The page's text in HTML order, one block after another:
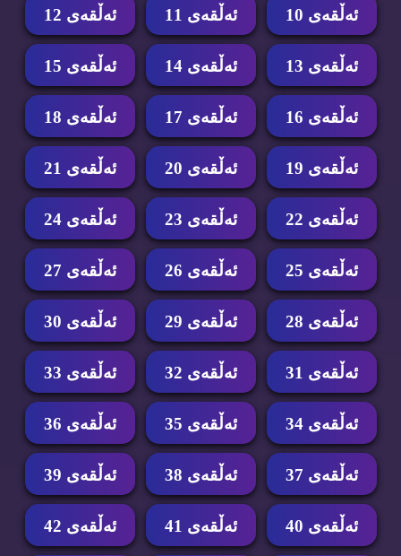
ئه‌ڵقه‌ی 10 ئه‌ڵقه‌ی 11 ئه‌ڵقه‌ی 12
ئه‌ڵقه‌ی 13 ئه‌ڵقه‌ی 14 ئه‌ڵقه‌ی 15
ئه‌ڵقه‌ی 16 ئه‌ڵقه‌ی 17 ئه‌ڵقه‌ی 18
ئه‌ڵقه‌ی 19 ئه‌ڵقه‌ی 20 ئه‌ڵقه‌ی 21
ئه‌ڵقه‌ی 22 ئه‌ڵقه‌ی 23 ئه‌ڵقه‌ی 24
ئه‌ڵقه‌ی 25 ئه‌ڵقه‌ی 26 ئه‌ڵقه‌ی 27
ئه‌ڵقه‌ی 28 ئه‌ڵقه‌ی 29 ئه‌ڵقه‌ی 30
ئه‌ڵقه‌ی 31 ئه‌ڵقه‌ی 32 ئه‌ڵقه‌ی 33
ئه‌ڵقه‌ی 34 ئه‌ڵقه‌ی 35 ئه‌ڵقه‌ی 36
ئه‌ڵقه‌ی 37 ئه‌ڵقه‌ی 38 ئه‌ڵقه‌ی 39
ئه‌ڵقه‌ی 40 ئه‌ڵقه‌ی 41 ئه‌ڵقه‌ی 42